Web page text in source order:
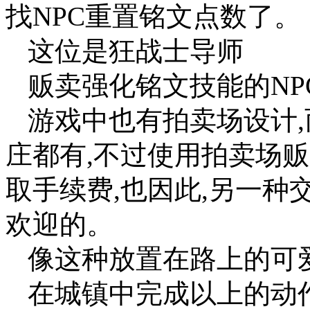
找NPC重置铭文点数了。
这位是狂战士导师
贩卖强化铭文技能的
游戏中也有拍卖场设计
庄都有,不过使用拍卖场
取手续费,也因此,另一种
欢迎的。
像这种放置在路上的可
在城镇中完成以上的动